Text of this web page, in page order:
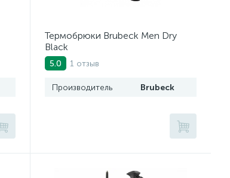
Термобрюки Brubeck Men Dry
Black
5.0 1 отзыв
Производитель Brubeck